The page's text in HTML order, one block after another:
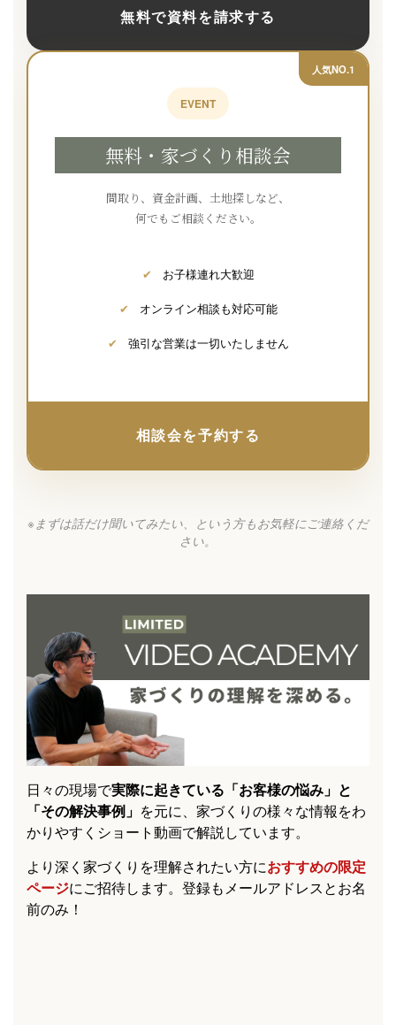
無料で資料を請求する
人気NO.1
EVENT
無料・家づくり相談会
間取り、資金計画、土地探しなど、
何でもご相談ください。
✔ お子様連れ大歓迎
✔ オンライン相談も対応可能
✔ 強引な営業は一切いたしません
相談会を予約する
※まずは話だけ聞いてみたい、という方もお気軽にご連絡くだ
さい。
日々の現場で実際に起きている「お客様の悩み」と
「その解決事例」 を元に、家づくりの様々な情報をわ
かりやすくショート動画で解説しています。
より深く家づくりを理解されたい方におすすめの限定
ページにご招待します。登録もメールアドレスとお名
前のみ！